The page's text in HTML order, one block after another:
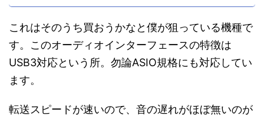
これはそのうち買おうかなと僕が狙っている機種で
す。このオーディオインターフェースの特徴は
USB3対応という所。勿論ASIO規格にも対応してい
ます。
転送スピードが速いので、音の遅れがほぼ無いのが